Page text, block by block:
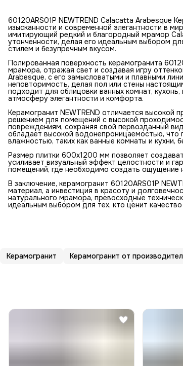
60120ARS01P NEWTREND Calacatta Arabesque
изысканности и современной элегантности в
имитирующий редкий и благородный мрамор
утонченности, делая его идеальным выбором
стилем и безупречным вкусом.
Полированная поверхность керамогранита
мрамора, отражая свет и создавая игру
Arabesque, с его замысловатыми и плавными
неповторимость, делая пол или стены
подходит для облицовки ванных комнат,
атмосферу элегантности и комфорта.
Керамогранит NEWTREND отличается высокой
решением для помещений с высокой
повреждениям, сохраняя свой первозданный
обладает высокой водонепроницаемостью, что
влажностью, таких как ванные комнаты и кухни,
Размер плитки 600x1200 мм позволяет
усиливает визуальный эффект целостности и
помещений, где необходимо создать ощущение
В заключение, керамогранит 60120ARS01P
материал, а инвестиция в красоту и
натурального мрамора, превосходные
идеальным выбором для тех, кто ценит качество
Керамогранит